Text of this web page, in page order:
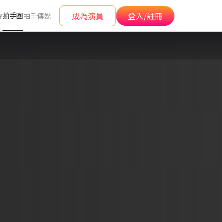
拍手圈拍手傳媒 成為演員 登入/註冊